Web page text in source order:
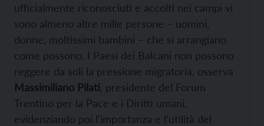
ufficialmente riconosciuti e accolti nei campi vi
sono almeno altre mille persone – uomini,
donne, moltissimi bambini – che si arrangiano
come possono. I Paesi dei Balcani non possono
reggere da soli la pressione migratoria, osserva
Massimiliano Pilati , presidente del Forum
Trentino per la Pace e i Diritti umani,
evidenziando poi l’importanza e l’utilità del